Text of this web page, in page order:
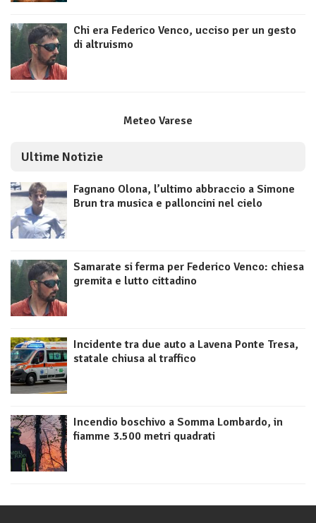
Chi era Federico Venco, ucciso per un gesto
di altruismo
Meteo Varese
Ultime Notizie
Fagnano Olona, l’ultimo abbraccio a Simone
Brun tra musica e palloncini nel cielo
Samarate si ferma per Federico Venco: chiesa
gremita e lutto cittadino
Incidente tra due auto a Lavena Ponte Tresa,
statale chiusa al traffico
Incendio boschivo a Somma Lombardo, in
fiamme 3.500 metri quadrati